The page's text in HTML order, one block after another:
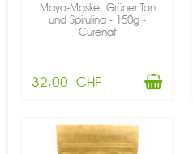
Maya-Maske, Grüner Ton
und Spirulina - 150g -
Curenat
32,00 CHF